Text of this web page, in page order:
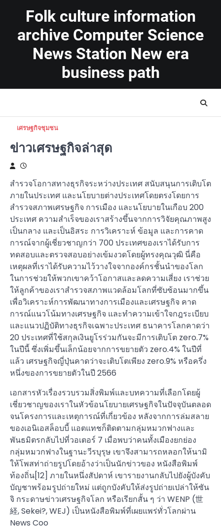
Folk culture information
archive Computer Science
News Station New era
business path
เศรษฐกิจชุมชน
ข่าวเศรษฐกิจล่าสุด
สำรวจโอกาสทางธุรกิจระหว่างประเทศ สนับสนุนการเติบโต
ภายในประเทศ และนโยบายต่างประเทศโดยตรงโดยการ
สำรวจสภาพเศรษฐกิจ การเมือง และนโยบายในเกือบ 200
ประเทศ ความสำเร็จของเราสร้างขึ้นจากการวิจัยคุณภาพสูง
เป็นกลาง และเป็นอิสระ การวิเคราะห์ ข้อมูล และการคาด
การณ์จากผู้เชี่ยวชาญกว่า 700 ประเทศของเราได้รับการ
ทดสอบและตรวจสอบอย่างเข้มงวดโดยผู้ทรงคุณวุฒิ นี่คือ
เหตุผลที่เราได้รับความไว้วางใจจากองค์กรชั้นนำของโลก
ในการช่วยให้พวกเขาคว้าโอกาสและลดความเสี่ยง เราช่วย
ให้ลูกค้าของเราสำรวจสภาพแวดล้อมโลกที่ซับซ้อนมากขึ้น
เพื่อวิเคราะห์การพัฒนาทางการเมืองและเศรษฐกิจ คาด
การณ์แนวโน้มทางเศรษฐกิจ และทำความเข้าใจกฎระเบียบ
และแนวปฏิบัติทางธุรกิจเฉพาะประเทศ ธนาคารโลกคาดว่า
20 ประเทศที่ใช้สกุลเงินยูโรร่วมกันจะมีการเติบโต zero.7%
ในปีนี้ ซึ่งเพิ่มขึ้นเล็กน้อยจากการขยายตัว zero.4% ในปีที่
แล้ว เศรษฐกิจญี่ปุ่นคาดว่าจะเติบโตเพียง zero.9% หรือครึ่ง
หนึ่งของการขยายตัวในปี 2566
เอกสารหัวเรื่องรวบรวมสิ่งพิมพ์และบทความที่เลือกโดยผู้
เชี่ยวชาญของเราในหัวข้อนโยบายเศรษฐกิจในปัจจุบันตลอด
จนโครงการและเหตุการณ์ที่เกี่ยวข้อง หลังจากการล่มสลาย
ของเอนิเอสล็อบบี้ แอตแทชก็ติดตามกลุ่มหมวกฟางและ
พันธมิตรกลับไปที่วอเตอร์ 7 เมื่อพบว่าคนทั้งเมืองยกย่อง
กลุ่มหมวกฟางในฐานะวีรบุรุษ เขาจึงสามารถหลอกให้นามิ
ให้โพสท่าถ่ายรูปโดยอ้างว่าเป็นนักข่าวของ หนังสือพิมพ์
ท้องถิ่น[12] ภายในหนึ่งสัปดาห์ เขารายงานกลับไปยังผู้บังคับ
บัญชาพร้อมรูปถ่ายใหม่ แต่ถูกบังคับให้ส่งรูปถ่ายเปล่าให้ซัน
จิ กระดาษข่าวเศรษฐกิจโลก หรือเรียกสั้น ๆ ว่า WENP (世
経, Sekei?, WEJ) เป็นหนังสือพิมพ์ที่เผยแพร่ทั่วโลกผ่าน
News Coo